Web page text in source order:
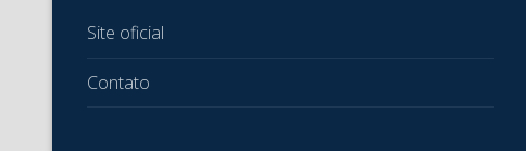
Site oficial
Contato